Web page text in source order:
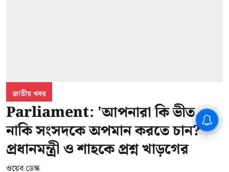
জাতীয় খবর
Parliament: 'আপনারা কি ভীত,
নাকি সংসদকে অপমান করতে চান?'
প্রধানমন্ত্রী ও শাহকে প্রশ্ন খাড়গের
ওয়েব ডেস্ক
CPIM: ৬০ লক্ষ নাম বিবেচনাধীন রেখে
ভোট ঘোষণার প্রতিবাদ - আদালতের
দ্বারস্থ হবে সিপিআইএম